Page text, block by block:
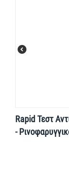
Rapid Τεστ
-